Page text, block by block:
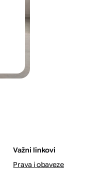
Važni linkovi
Prava i obaveze